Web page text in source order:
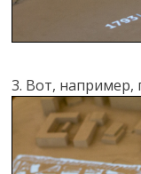
3. Вот, например,